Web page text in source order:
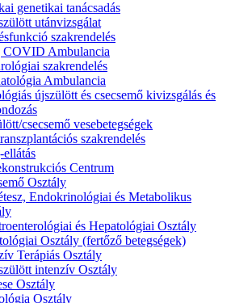
genetikai tanácsadás
utánvizsgálat
szakrendelés
COVID Ambulancia
szakrendelés
Ambulancia
újszülött és csecsemő kivizsgálás és
csecsemő vesebetegségek
szakrendelés
ellátás
Centrum
Osztály
Endokrinológiai és Metabolikus
és Hepatológiai Osztály
Osztály (fertőző betegségek)
Terápiás Osztály
intenzív Osztály
Osztály
Osztály